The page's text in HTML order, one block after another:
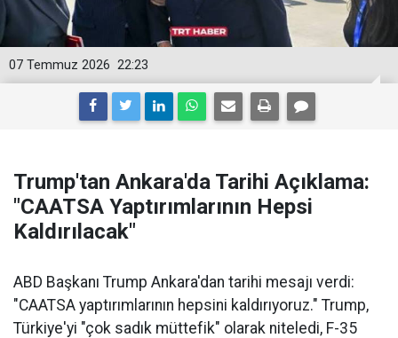
22:23
07 Temmuz 2026
Trump'tan Ankara'da Tarihi Açıklama:
"CAATSA Yaptırımlarının Hepsi
Kaldırılacak"
ABD Başkanı Trump Ankara'dan tarihi mesajı verdi:
"CAATSA yaptırımlarının hepsini kaldırıyoruz." Trump,
Türkiye'yi "çok sadık müttefik" olarak niteledi, F-35